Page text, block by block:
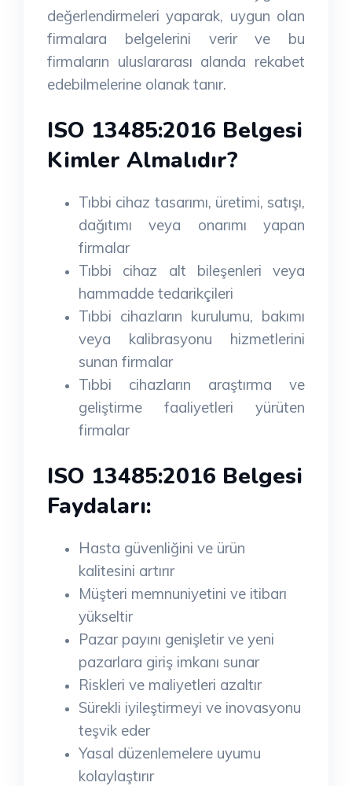
değerlendirmeleri yaparak, uygun olan
firmalara belgelerini verir ve bu
firmaların uluslararası alanda rekabet
edebilmelerine olanak tanır.
ISO 13485:2016 Belgesi
Kimler Almalıdır?
Tıbbi cihaz tasarımı, üretimi, satışı,
dağıtımı veya onarımı yapan
firmalar
Tıbbi cihaz alt bileşenleri veya
hammadde tedarikçileri
Tıbbi cihazların kurulumu, bakımı
veya kalibrasyonu hizmetlerini
sunan firmalar
Tıbbi cihazların araştırma ve
geliştirme faaliyetleri yürüten
firmalar
ISO 13485:2016 Belgesi
Faydaları:
Hasta güvenliğini ve ürün
kalitesini artırır
Müşteri memnuniyetini ve itibarı
yükseltir
Pazar payını genişletir ve yeni
pazarlara giriş imkanı sunar
Riskleri ve maliyetleri azaltır
Sürekli iyileştirmeyi ve inovasyonu
teşvik eder
Yasal düzenlemelere uyumu
kolaylaştırır